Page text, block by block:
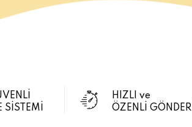
SİSTEMİ
HIZLI ve
ÖZENLİ GÖNDERİ